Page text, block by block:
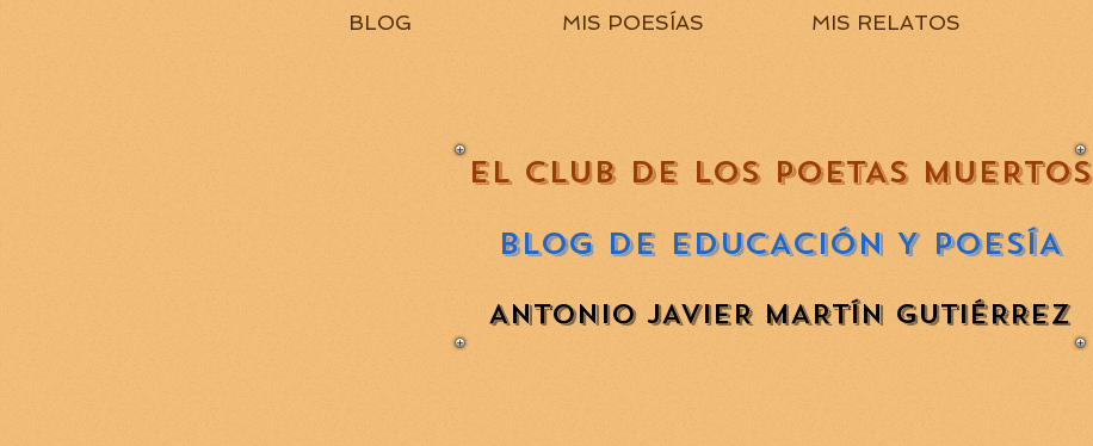
EL CLUB DE LOS POETAS MUERTOS
BLOG DE EDUCACIÓN Y POESÍA
ANTONIO JAVIER MARTÍN GUTIÉRREZ
BLOG MIS POESÍAS MIS RELATOS